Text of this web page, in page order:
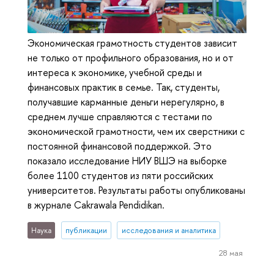
Экономическая грамотность студентов зависит
не только от профильного образования, но и от
интереса к экономике, учебной среды и
финансовых практик в семье. Так, студенты,
получавшие карманные деньги нерегулярно, в
среднем лучше справляются с тестами по
экономической грамотности, чем их сверстники с
постоянной финансовой поддержкой. Это
показало исследование НИУ ВШЭ на выборке
более 1100 студентов из пяти российских
университетов. Результаты работы опубликованы
в журнале Cakrawala Pendidikan.
Наука публикации исследования и аналитика
28 мая